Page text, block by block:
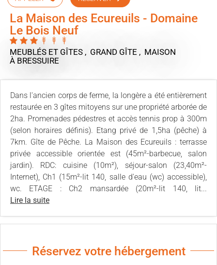
La Maison des Ecureuils - Domaine
Le Bois Neuf
MEUBLÉS ET GÎTES , GRAND GÎTE , MAISON
À BRESSUIRE
Dans l'ancien corps de ferme, la longère a été entièrement
restaurée en 3 gîtes mitoyens sur une propriété arborée de
2ha. Promenades pédestres et accès tennis prop à 300m
(selon horaires définis). Etang privé de 1,5ha (pêche) à
7km. Gîte de Pêche. La Maison des Ecureuils : terrasse
privée accessible orientée est (45m²-barbecue, salon
jardin). RDC: cuisine (10m²), séjour-salon (23,40m²-
Internet), Ch1 (15m²-lit 140, salle d'eau (wc) accessible),
wc. ETAGE : Ch2 mansardée (20m²-lit 140, lit...
Lire la suite
Réservez votre hébergement